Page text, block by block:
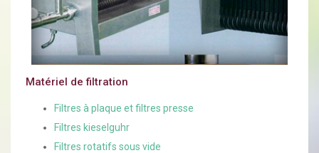
Matériel de filtration
Filtres à plaque et filtres presse
Filtres kieselguhr
Filtres rotatifs sous vide